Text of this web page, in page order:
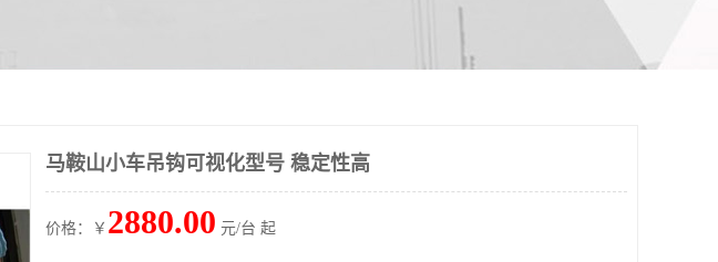
马鞍山小车吊钩可视化型号 稳定性高
价格：￥ 2880.00 元/台 起